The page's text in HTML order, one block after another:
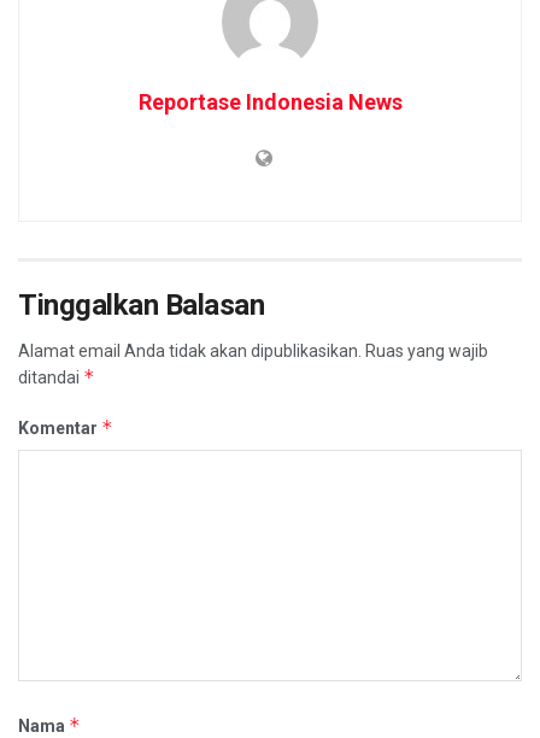
Reportase Indonesia News
Tinggalkan Balasan
Alamat email Anda tidak akan dipublikasikan. Ruas yang wajib
ditandai *
Komentar *
Nama *